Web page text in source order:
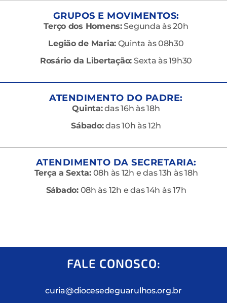
GRUPOS E MOVIMENTOS:
Terço dos Homens:Segunda às 20h
Legião de Maria: Quinta às 08h30
Rosário da Libertação: Sexta às 19h30
ATENDIMENTO DO PADRE:
Quinta:das 16h às 18h
Sábado:das 10h às 12h
ATENDIMENTO DA SECRETARIA:
Terça a Sexta:08h às 12h e das 13h às 18h
Sábado:08h às 12h e das 14h às 17h
FALE CONOSCO:
curia@diocesedeguarulhos.org.br